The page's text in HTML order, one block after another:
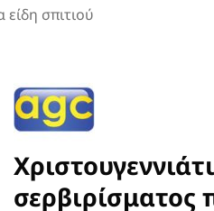
είδη σπιτιού
σερβιρίσματος